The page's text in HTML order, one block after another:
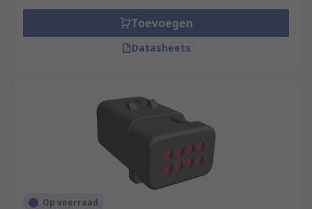
Toevoegen
Datasheets
Op voorraad